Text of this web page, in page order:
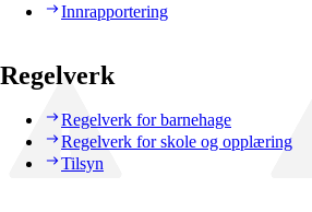
Innrapportering
Regelverk
Regelverk for barnehage
Regelverk for skole og opplæring
Tilsyn